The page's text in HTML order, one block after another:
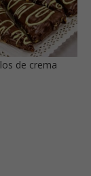
de crema